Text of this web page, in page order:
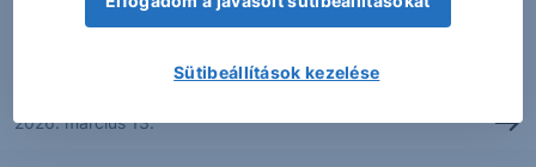
Az utóbbi évek a mesterséges intelligencia fejlődéséről
és elterjedéséről...
2026. március 13.
Sütibeállítások kezelése